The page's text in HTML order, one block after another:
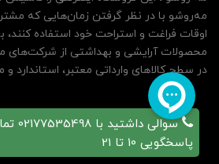
پاسخگویی 10 تا 21
مه‌رو‌شو با در نظر گرفتن زمان‌هایی که
اوقات فراغت و استراحت خود استفاده کنند،
محصولات آرایشی و بهداشتی از شرکت‌های
در سطح کالاهای وارداتی معتبر، استاندارد و